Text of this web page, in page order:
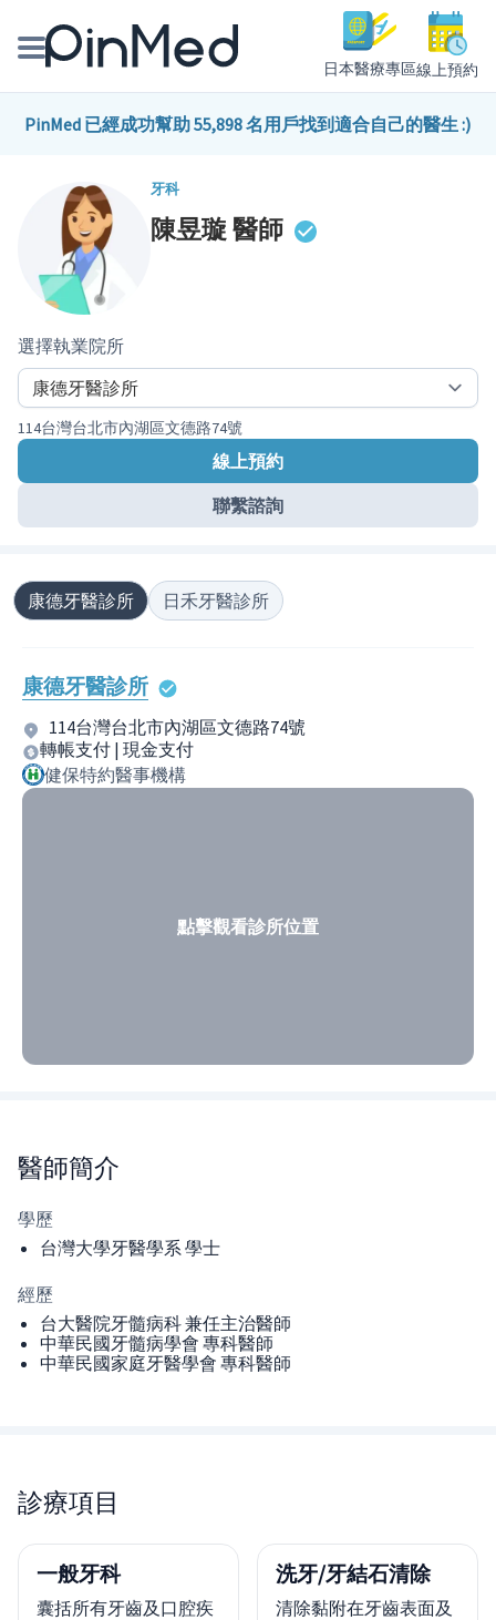
日本醫療專區線上預約
線上預約醫師、院所
健康主題館
PinMed 已經成功幫助 55,898 名用戶找到適合自己的醫生 :)
牙科
陳昱璇醫師
選擇執業院所
114台灣台北市內湖區文德路74號
線上預約
聯繫諮詢
康德牙醫診所 日禾牙醫診所
康德牙醫診所
114台灣台北市內湖區文德路74號
轉帳支付 | 現金支付
健保特約醫事機構
點擊觀看診所位置
醫師簡介
學歷
台灣大學牙醫學系 學士
經歷
台大醫院牙髓病科 兼任主治醫師
中華民國牙髓病學會 專科醫師
中華民國家庭牙醫學會 專科醫師
診療項目
一般牙科
囊括所有牙齒及口腔疾
洗牙/牙結石清除
清除黏附在牙齒表面及